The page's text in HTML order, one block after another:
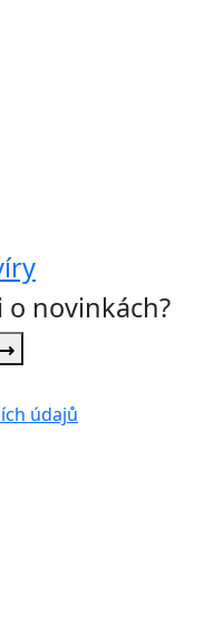
novinkách?
údajů